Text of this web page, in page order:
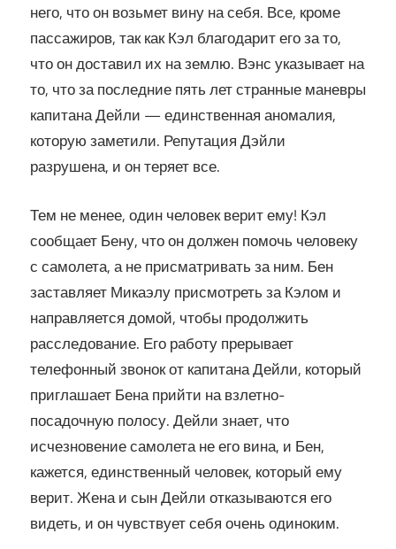
него, что он возьмет вину на себя. Все, кроме
пассажиров, так как Кэл благодарит его за то,
что он доставил их на землю. Вэнс указывает на
то, что за последние пять лет странные маневры
капитана Дейли — единственная аномалия,
которую заметили. Репутация Дэйли
разрушена, и он теряет все.
Тем не менее, один человек верит ему! Кэл
сообщает Бену, что он должен помочь человеку
с самолета, а не присматривать за ним. Бен
заставляет Микаэлу присмотреть за Кэлом и
направляется домой, чтобы продолжить
расследование. Его работу прерывает
телефонный звонок от капитана Дейли, который
приглашает Бена прийти на взлетно-
посадочную полосу. Дейли знает, что
исчезновение самолета не его вина, и Бен,
кажется, единственный человек, который ему
верит. Жена и сын Дейли отказываются его
видеть, и он чувствует себя очень одиноким.